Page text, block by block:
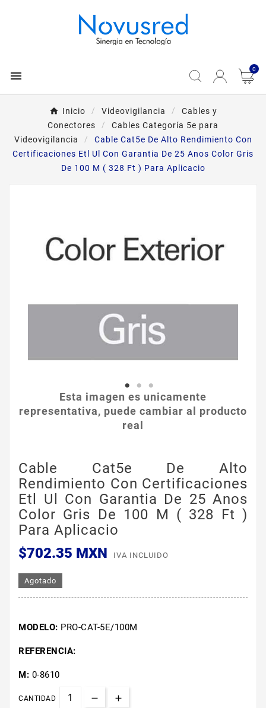
 0
Inicio Videovigilancia
Cables y
Conectores
Cables Categoría 5e para
Videovigilancia
Cable Cat5e De Alto Rendimiento Con
Certificaciones Etl Ul Con Garantia De 25 Anos Color Gris
De 100 M ( 328 Ft ) Para Aplicacio
Esta imagen es unicamente
representativa, puede cambiar al producto
real
Cable Cat5e De Alto
Rendimiento Con Certificaciones
Etl Ul Con Garantia De 25 Anos
Color Gris De 100 M ( 328 Ft )
Para Aplicacio
$702.35 MXN
IVA INCLUIDO
Agotado
MODELO: PRO-CAT-5E/100M
REFERENCIA:
M: 0-8610
CANTIDAD